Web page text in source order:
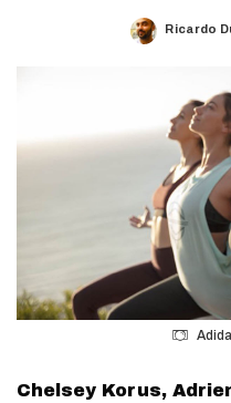
Posted
Ricardo
Chelsey Korus,